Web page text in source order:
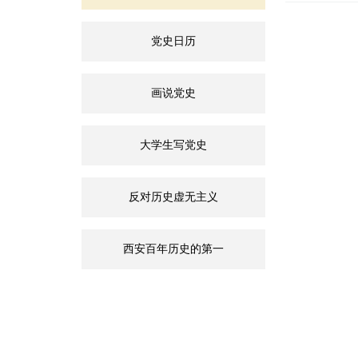
党史日历
画说党史
大学生写党史
反对历史虚无主义
西安百年历史的第一